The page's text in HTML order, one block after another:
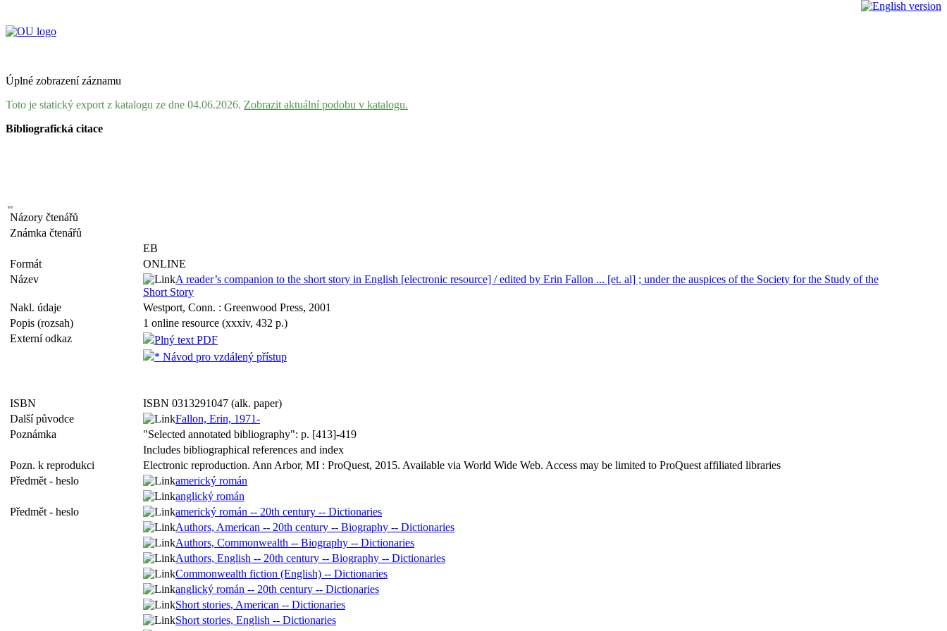
Úplné zobrazení záznamu
Toto je statický export z katalogu ze dne 04.06.2026. Zobrazit aktuální podobu v katalogu.
Bibliografická citace
Názory čtenářů
Známka čtenářů
EB
Formát
ONLINE
Název
A reader’s companion to the short story in English [electronic resource] / edited by Erin Fallon ... [et. al] ; under the auspices of the Society for the Study of the
Short Story
Nakl. údaje
Westport, Conn. : Greenwood Press, 2001
Popis (rozsah)
1 online resource (xxxiv, 432 p.)
Externí odkaz
Plný text PDF
* Návod pro vzdálený přístup
ISBN
ISBN 0313291047 (alk. paper)
Další původce
Fallon, Erin, 1971-
Poznámka
"Selected annotated bibliography": p. [413]-419
Includes bibliographical references and index
Pozn. k reprodukci
Electronic reproduction. Ann Arbor, MI : ProQuest, 2015. Available via World Wide Web. Access may be limited to ProQuest affiliated libraries
Předmět - heslo
americký román
anglický román
Předmět - heslo
americký román -- 20th century -- Dictionaries
Authors, American -- 20th century -- Biography -- Dictionaries
Authors, Commonwealth -- Biography -- Dictionaries
Authors, English -- 20th century -- Biography -- Dictionaries
Commonwealth fiction (English) -- Dictionaries
anglický román -- 20th century -- Dictionaries
Short stories, American -- Dictionaries
Short stories, English -- Dictionaries